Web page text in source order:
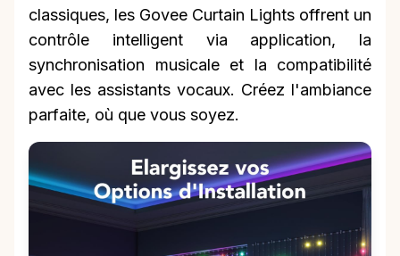
classiques, les Govee Curtain Lights offrent un
contrôle intelligent via application, la
synchronisation musicale et la compatibilité
avec les assistants vocaux. Créez l'ambiance
parfaite, où que vous soyez.